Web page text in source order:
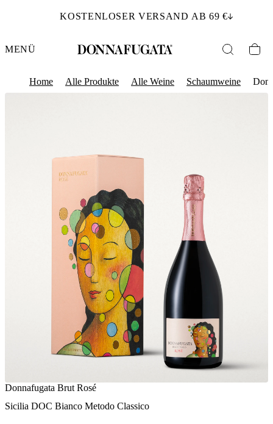
KOSTENLOSER VERSAND AB 69 €
MENÜ
Home Alle Produkte Alle Weine Schaumweine
Donnafugata Brut Rosé
Sicilia DOC Bianco Metodo Classico